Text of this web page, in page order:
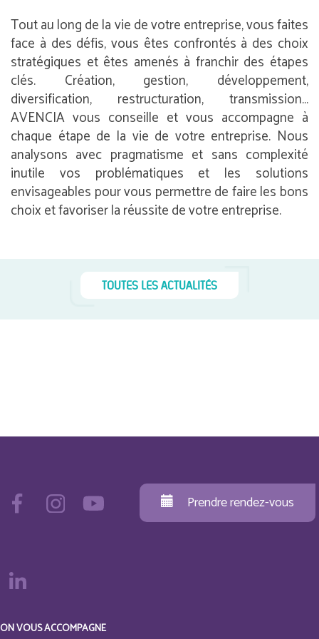
Tout au long de la vie de votre entreprise, vous faites
face à des défis, vous êtes confrontés à des choix
stratégiques et êtes amenés à franchir des étapes
clés. Création, gestion, développement,
diversification, restructuration, transmission…
AVENCIA vous conseille et vous accompagne à
chaque étape de la vie de votre entreprise. Nous
analysons avec pragmatisme et sans complexité
inutile vos problématiques et les solutions
envisageables pour vous permettre de faire les bons
choix et favoriser la réussite de votre entreprise.
TOUTES LES ACTUALITÉS
Prendre rendez-vous
ON VOUS ACCOMPAGNE